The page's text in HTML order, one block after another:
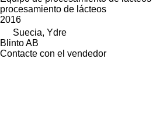
procesamiento de lácteos
2016
Suecia, Ydre
Blinto AB
Contacte con el vendedor